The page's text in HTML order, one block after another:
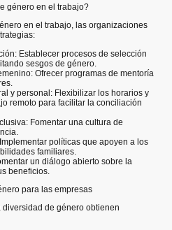
género en el trabajo?
en el trabajo, las organizaciones
Establecer procesos de selección
sesgos de género.
Ofrecer programas de mentoría
y personal: Flexibilizar los horarios y
remoto para facilitar la conciliación
Fomentar una cultura de
políticas que apoyen a los
familiares.
un diálogo abierto sobre la
beneficios.
para las empresas
de género obtienen